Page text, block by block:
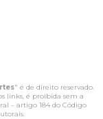
" é de direito reservado.
links, é proibida sem a
– artigo 184 do Código
.